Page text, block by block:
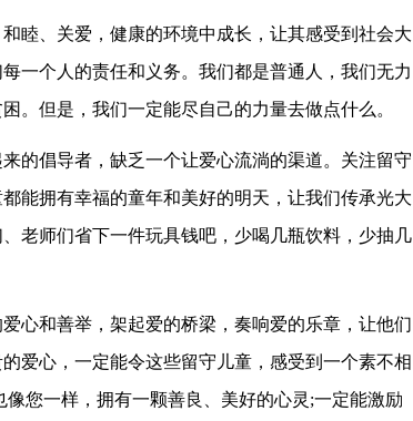
睦、关爱，健康的环境中成长，让其感受到社会大
一个人的责任和义务。我们都是普通人，我们无力
。但是，我们一定能尽自己的力量去做点什么。
的倡导者，缺乏一个让爱心流淌的渠道。关注留守
能拥有幸福的童年和美好的明天，让我们传承光大
老师们省下一件玩具钱吧，少喝几瓶饮料，少抽几
心和善举，架起爱的桥梁，奏响爱的乐章，让他们
爱心，一定能令这些留守儿童，感受到一个素不相
您一样，拥有一颗善良、美好的心灵;一定能激励